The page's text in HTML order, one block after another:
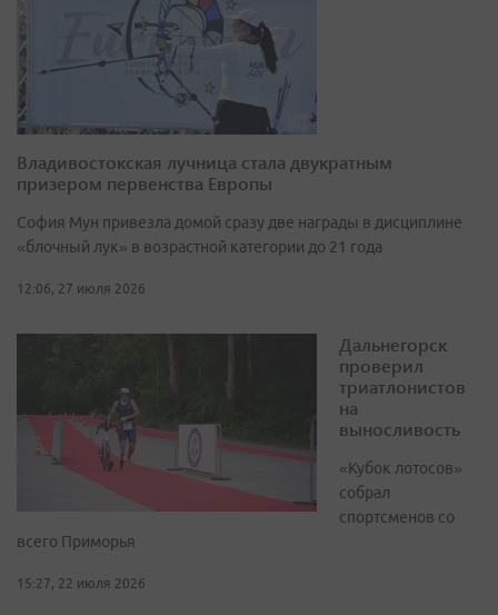
Владивостокская лучница стала двукратным
призером первенства Европы
София Мун привезла домой сразу две награды в дисциплине
«блочный лук» в возрастной категории до 21 года
12:06, 27 июля 2026
Дальнегорск
проверил
триатлонистов
на
выносливость
«Кубок лотосов»
собрал
спортсменов со
всего Приморья
15:27, 22 июля 2026